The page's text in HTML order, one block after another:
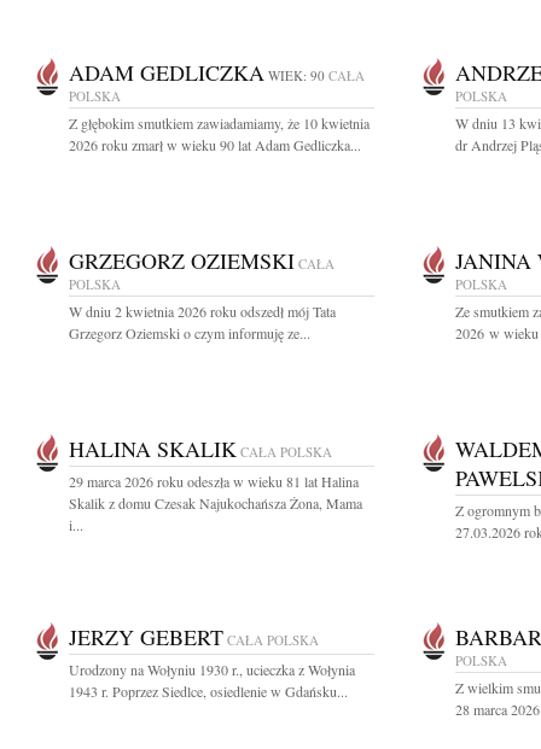
ADAM GEDLICZKA WIEK: 90 CAŁA
POLSKA
Z głębokim smutkiem zawiadamiamy, że 10 kwietnia
2026 roku zmarł w wieku 90 lat Adam Gedliczka...
POLSKA
W dniu 13
dr Andrzej
GRZEGORZ OZIEMSKI CAŁA
POLSKA
W dniu 2 kwietnia 2026 roku odszedł mój Tata
Grzegorz Oziemski o czym informuję ze...
JANINA
POLSKA
Ze smutkiem
2026 w wieku
HALINA SKALIK CAŁA POLSKA
29 marca 2026 roku odeszła w wieku 81 lat Halina
Skalik z domu Czesak Najukochańsza Żona, Mama
i...
Z ogromnym
27.03.2026
JERZY GEBERT CAŁA POLSKA
Urodzony na Wołyniu 1930 r., ucieczka z Wołynia
1943 r. Poprzez Siedlce, osiedlenie w Gdańsku...
POLSKA
Z wielkim
28 marca